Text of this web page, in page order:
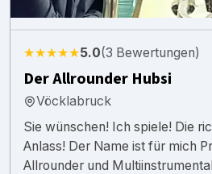
★★★★★5.0(3 Bewertungen)
Der Allrounder Hubsi
Vöcklabruck
Sie wünschen! Ich spiele! Die
Anlass! Der Name ist für mich
Allrounder und